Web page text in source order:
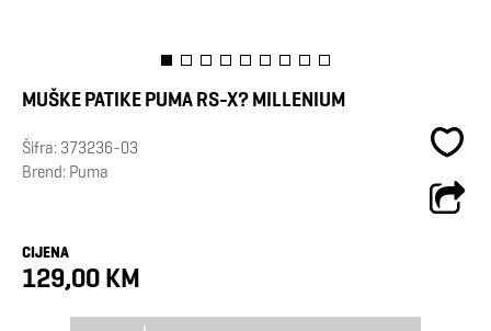
MUŠKE PATIKE PUMA RS-X? MILLENIUM
Šifra: 373236-03
Brend: Puma
CIJENA
129,00 KM